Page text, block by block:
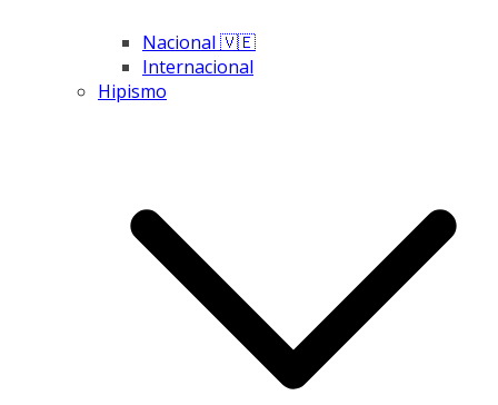
Nacional 🇻🇪
Internacional
Hipismo